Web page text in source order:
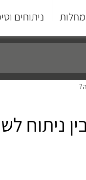
מחלות ניתוחים
ניתוח